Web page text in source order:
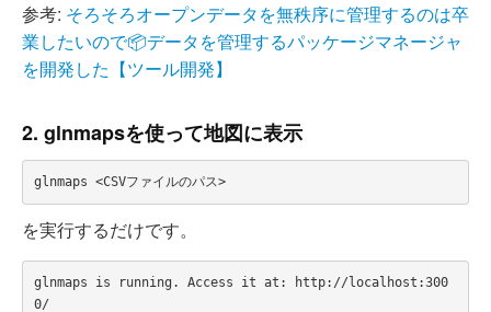
参考: そろそろオープンデータを無秩序に管理するのは卒
業したいので📦データを管理するパッケージマネージャ
を開発した【ツール開発】
2. glnmapsを使って地図に表示
glnmaps <CSVファイルのパス>
を実行するだけです。
glnmaps is running. Access it at: http://localhost:300